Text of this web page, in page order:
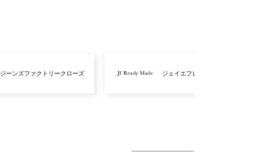
ジーンズファクトリークローズ ジェイエフレディメイド